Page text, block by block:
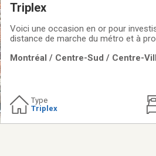
Triplex
Voici une occasion en or pour
distance de marche du métro et à
assurant un bon état général et une
Montréal / Centre-Sud / Centre-
Type
Triplex